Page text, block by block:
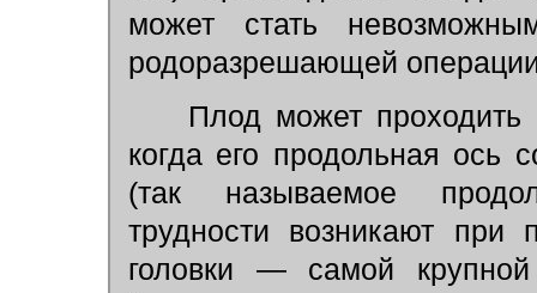
может стать
родоразрешающей
Плод может проходить
когда его продольная ось
(так называемое
трудности возникают при
головки — самой